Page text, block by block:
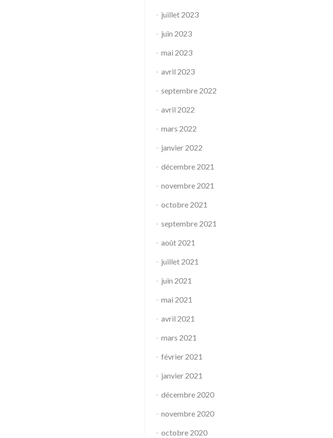
juillet 2023
juin 2023
mai 2023
avril 2023
septembre 2022
avril 2022
mars 2022
janvier 2022
décembre 2021
novembre 2021
octobre 2021
septembre 2021
août 2021
juillet 2021
juin 2021
mai 2021
avril 2021
mars 2021
février 2021
janvier 2021
décembre 2020
novembre 2020
octobre 2020